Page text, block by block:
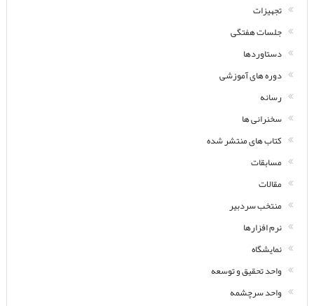
تجهیزات
جلسات هفتگی
دستاوردها
دوره های آموزشی
رسانه
سخنرانی ها
کتاب های منتشر شده
مسابقات
مقالات
منتخب سردبیر
نرم افزارها
نمایشگاه
واحد تحقیق و توسعه
واحد سرچشمه